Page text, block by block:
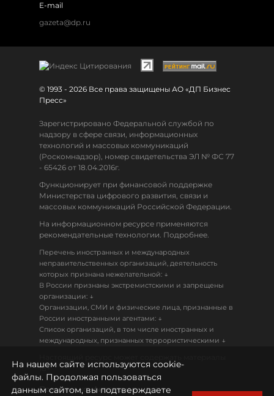
E-mail
gazeta@dp.ru
© 1993 - 2026 Все права защищены АО «ДП Бизнес
Пресс»
Зарегистрировано Федеральной службой по
надзору в сфере связи, информационных
технологий и массовых коммуникаций
(Роскомнадзор), номер свидетельства ЭЛ № ФС 77
- 65426 от 18.04.2016г.
Функционирует при финансовой поддержке
Министерства цифрового развития, связи и
массовых коммуникаций Российской Федерации.
На информационном ресурсе применяются
рекомендательные технологии. Подробнее.
Перечень иностранных и международных
неправительственных организаций, деятельность
которых признана нежелательной: ↓
В России признаны экстремистскими и запрещены
организации: ↓
Организации, СМИ и физические лица, признанные в
России иностранными агентами: ↓
Список организаций, в том числе иностранных и
международных, признанных террористическими ↓
18+
Политика конфиденциальности
На нашем сайте используются cookie-
файлы. Продолжая пользоваться
данным сайтом, вы подтверждаете